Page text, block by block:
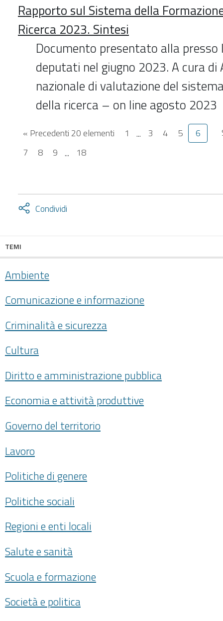
Rapporto sul Sistema della
Ricerca 2023. Sintesi
Documento presentato alla presso
deputati nel giugno 2023. A cura di
nazionale di valutazione del
della ricerca – on line agosto 2023
« Precedenti 20 elementi 1 ... 3 4 5
6
7
8 9 ... 18
Condividi
Attiva
TEMI
Ambiente
Comunicazione e informazione
Criminalità e sicurezza
Cultura
Diritto e amministrazione pubblica
Economia e attività produttive
Governo del territorio
Lavoro
Politiche di genere
Politiche sociali
Regioni e enti locali
Salute e sanità
Scuola e formazione
Società e politica